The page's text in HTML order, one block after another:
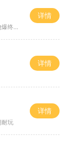
极
详情
详情
耐玩
详情